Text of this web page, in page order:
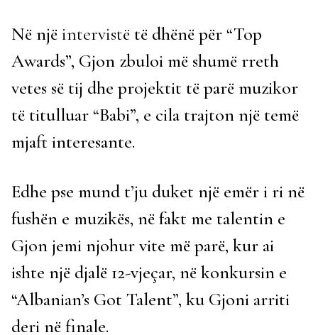
Në njëintervistë të dhënë për “Top
Awards”, Gjon zbuloi më shumë rreth
vetes së tij dhe projektit të parë muzikor
të titulluar “Babi”, e cila trajton një temë
mjaft interesante.
Edhe pse mund t’ju duket një emër i ri në
fushën e muzikës, në fakt me talentin e
Gjon jemi njohur vite më parë, kur ai
ishte një djalë 12-vjeçar, në konkursin e
“Albanian’s Got Talent”, ku Gjoni arriti
deri në finale.